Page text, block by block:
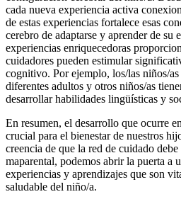
cada nueva experiencia activa
de estas experiencias fortalece esas
cerebro de adaptarse y aprender de su
experiencias enriquecedoras
cuidadores pueden estimular
cognitivo. Por ejemplo, los/las niños/
diferentes adultos y otros niños/as
desarrollar habilidades lingüísticas y
En resumen, el desarrollo que ocurre
crucial para el bienestar de nuestros
creencia de que la red de cuidado
maparental, podemos abrir la puerta a
experiencias y aprendizajes que son
saludable del niño/a.